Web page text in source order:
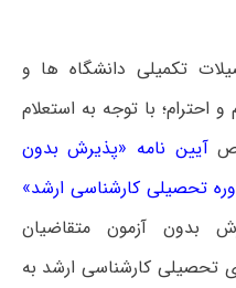
تکمیلی دانشگاه ها و
با توجه به استعلام
آیین نامه «پذیرش بدون
تحصیلی کارشناسی ارشد»
بدون آزمون متقاضیان
تحصیلی کارشناسی ارشد به